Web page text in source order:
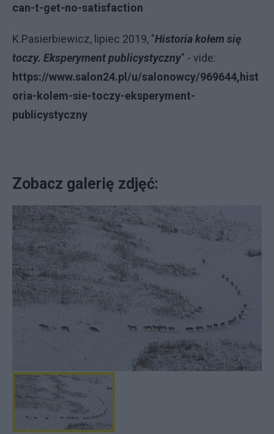
can-t-get-no-satisfaction
K.Pasierbiewicz, lipiec 2019, "Historia kołem się
toczy. Eksperyment publicystyczny" - vide:
https://www.salon24.pl/u/salonowcy/969644,hist
oria-kolem-sie-toczy-eksperyment-
publicystyczny
Zobacz galerię zdjęć: